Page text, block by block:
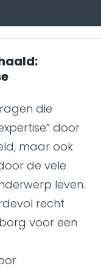
die
door
maar ook
de vele
leven.
recht
voor een